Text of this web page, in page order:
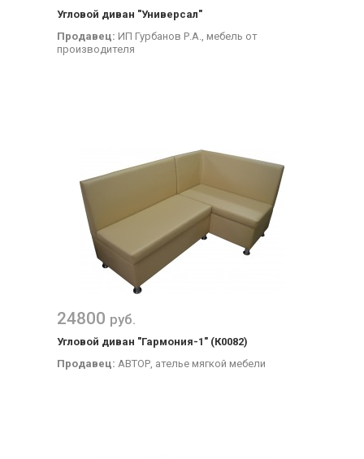
Угловой диван "Универсал"
Продавец: ИП Гурбанов Р.А., мебель от
производителя
24800 руб.
Угловой диван "Гармония-1" (К0082)
Продавец: АВТОР, ателье мягкой мебели